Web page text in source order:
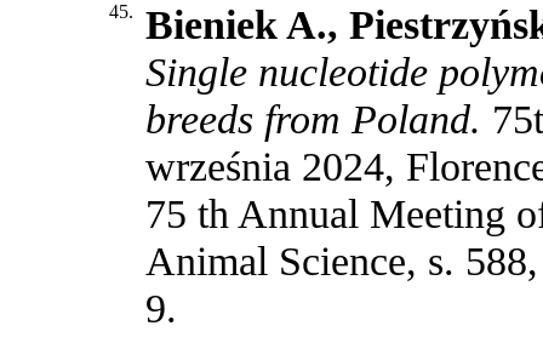
45.
Bieniek A.,
Single nucleotide
breeds from Poland.
września 2024,
75 th Annual Meeting
Animal Science, s.
9.